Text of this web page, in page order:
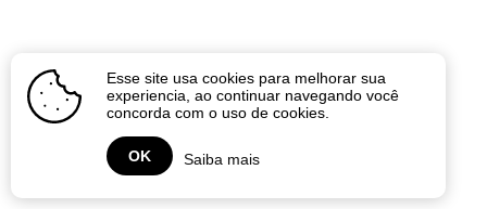
Esse site usa cookies para melhorar sua
experiencia, ao continuar navegando você
concorda com o uso de cookies.
OK Saiba mais